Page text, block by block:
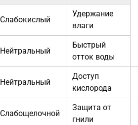
Слабокислый
Удержание
влаги
Нейтральный
Быстрый
отток воды
Нейтральный
Доступ
кислорода
Слабощелочной
Защита от
гнили